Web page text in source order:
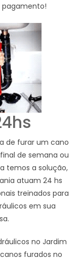
pagamento!
de furar um cano
de semana ou
temos a solução,
atuam 24 hs
treinados para
em sua
no Jardim
furados no